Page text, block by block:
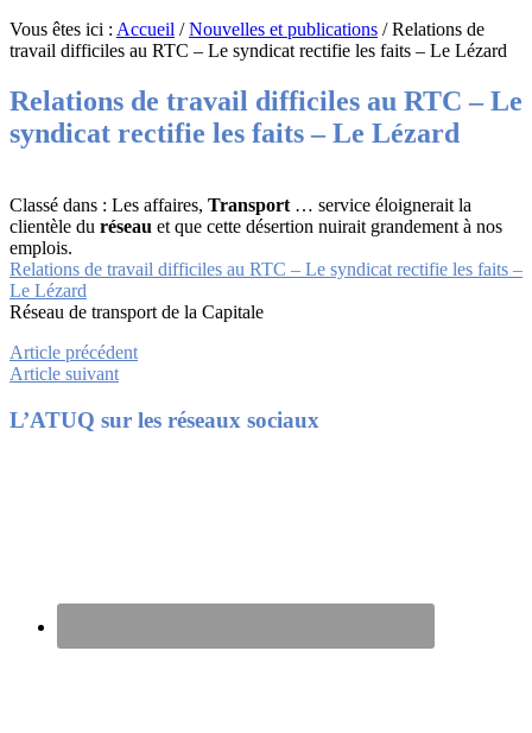
Vous êtes ici : Accueil /Nouvelles et publications /Relations de
travail difficiles au RTC – Le syndicat rectifie les faits – Le Lézard
Relations de travail difficiles au RTC – Le
syndicat rectifie les faits – Le Lézard
Classé dans : Les affaires, Transport … service éloignerait la
clientèle du réseau et que cette désertion nuirait grandement à nos
emplois.
Relations de travail difficiles au RTC – Le syndicat rectifie les faits –
Le Lézard
Réseau de transport de la Capitale
Article précédent
Article suivant
Footer
L’ATUQ sur les réseaux sociaux